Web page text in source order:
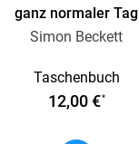
ganz normaler Tag
Simon Beckett
Taschenbuch
12,00 €*